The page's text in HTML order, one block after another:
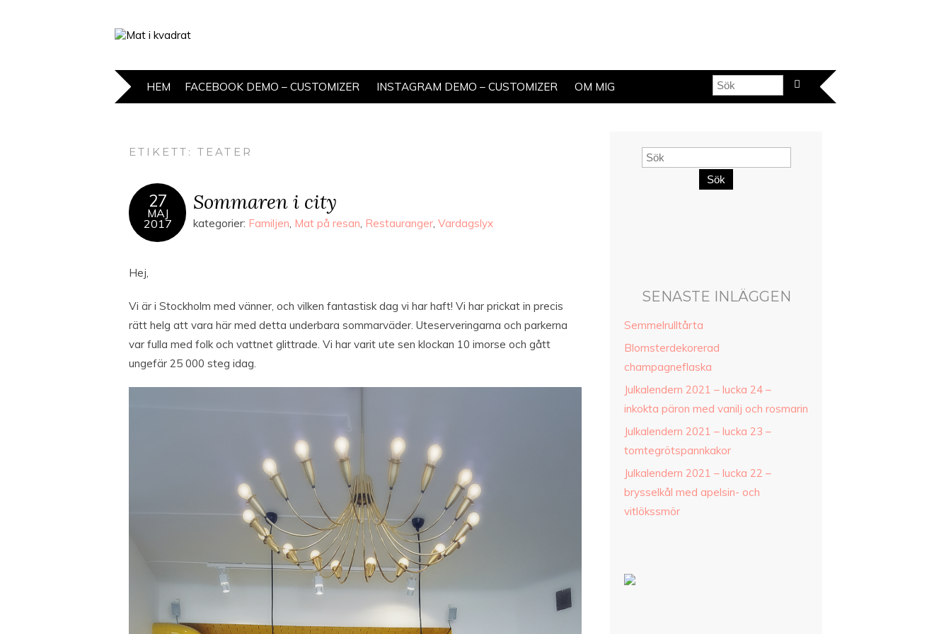
HEM FACEBOOK DEMO – CUSTOMIZER INSTAGRAM DEMO – CUSTOMIZER OM MIG
ETIKETT:TEATER
27
MAJ
2017
Sommaren i city
kategorier: Familjen, Mat på resan, Restauranger, Vardagslyx
Hej,
Vi är i Stockholm med vänner, och vilken fantastisk dag vi har haft! Vi har prickat in precis
rätt helg att vara här med detta underbara sommarväder. Uteserveringarna och parkerna
var fulla med folk och vattnet glittrade. Vi har varit ute sen klockan 10 imorse och gått
ungefär 25 000 steg idag.
Sök
SENASTE INLÄGGEN
Semmelrulltårta
Blomsterdekorerad
champagneflaska
Julkalendern 2021 – lucka 24 –
inkokta päron med vanilj och rosmarin
Julkalendern 2021 – lucka 23 –
tomtegrötspannkakor
Julkalendern 2021 – lucka 22 –
brysselkål med apelsin- och
vitlökssmör